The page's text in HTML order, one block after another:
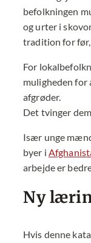
befolkningen
og urter i
tradition for før,
For
muligheden for
afgrøder.
Det tvinger
Især unge
byer i
arbejde er
Ny
Hvis denne